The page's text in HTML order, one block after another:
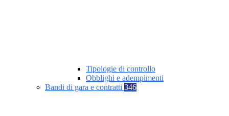
Tipologie di controllo
Obblighi e adempimenti
Bandi di gara e contratti 346